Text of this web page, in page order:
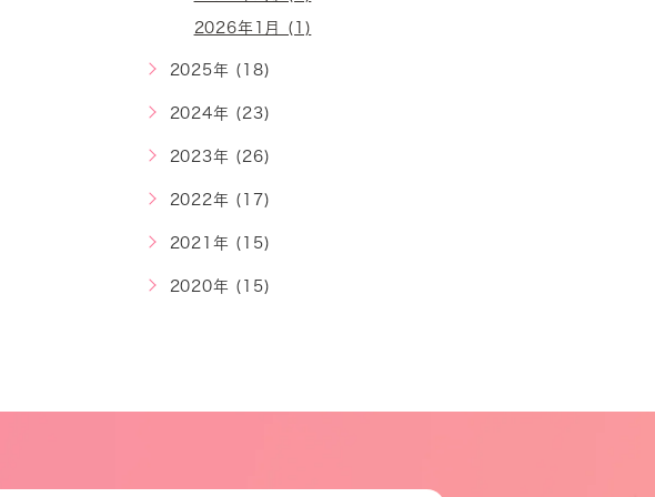
2026年1月 (1)
2025年 (18)
2024年 (23)
2023年 (26)
2022年 (17)
2021年 (15)
2020年 (15)